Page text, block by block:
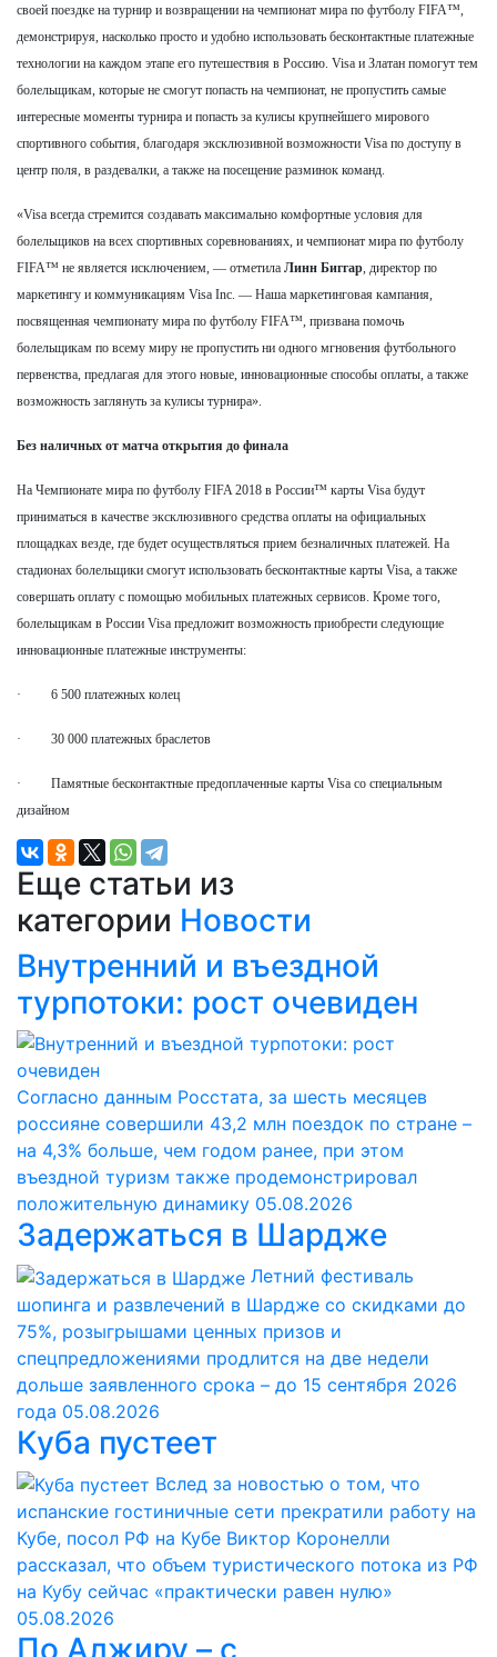
своей поездке на турнир и возвращении на чемпионат мира по футболу FIFA™,
демонстрируя, насколько просто и удобно использовать бесконтактные платежные
технологии на каждом этапе его путешествия в Россию. Visa и Златан помогут тем
болельщикам, которые не смогут попасть на чемпионат, не пропустить самые
интересные моменты турнира и попасть за кулисы крупнейшего мирового
спортивного события, благодаря эксклюзивной возможности Visa по доступу в
центр поля, в раздевалки, а также на посещение разминок команд.
«Visa всегда стремится создавать максимально комфортные условия для
болельщиков на всех спортивных соревнованиях, и чемпионат мира по футболу
FIFA™ не является исключением, — отметила Линн Биггар, директор по
маркетингу и коммуникациям Visa Inc. — Наша маркетинговая кампания,
посвященная чемпионату мира по футболу FIFA™, призвана помочь
болельщикам по всему миру не пропустить ни одного мгновения футбольного
первенства, предлагая для этого новые, инновационные способы оплаты, а также
возможность заглянуть за кулисы турнира».
Без наличных от матча открытия до финала
На Чемпионате мира по футболу FIFA 2018 в России™ карты Visa будут
приниматься в качестве эксклюзивного средства оплаты на официальных
площадках везде, где будет осуществляться прием безналичных платежей. На
стадионах болельщики смогут использовать бесконтактные карты Visa, а также
совершать оплату с помощью мобильных платежных сервисов. Кроме того,
болельщикам в России Visa предложит возможность приобрести следующие
инновационные платежные инструменты:
· 6 500 платежных колец
· 30 000 платежных браслетов
· Памятные бесконтактные предоплаченные карты Visa со специальным
дизайном
Еще статьи из
категории Новости
Внутренний и въездной
турпотоки: рост очевиден
Согласно данным Росстата, за шесть месяцев
россияне совершили 43,2 млн поездок по стране –
на 4,3% больше, чем годом ранее, при этом
въездной туризм также продемонстрировал
положительную динамику 05.08.2026
Задержаться в Шардже
Летний фестиваль
шопинга и развлечений в Шардже со скидками до
75%, розыгрышами ценных призов и
спецпредложениями продлится на две недели
дольше заявленного срока – до 15 сентября 2026
года 05.08.2026
Куба пустеет
Вслед за новостью о том, что
испанские гостиничные сети прекратили работу на
Кубе, посол РФ на Кубе Виктор Коронелли
рассказал, что объем туристического потока из РФ
на Кубу сейчас «практически равен нулю»
05.08.2026